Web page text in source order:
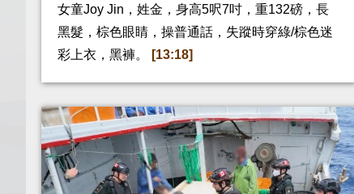
女童Joy Jin，姓金，身高5呎7吋，重132磅，長
黑髮，棕色眼睛，操普通話，失蹤時穿綠/棕色迷
彩上衣，黑褲。
[13:18]